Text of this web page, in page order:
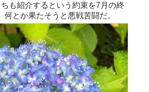
も紹介するという約束を7月の終
何とか果たそうと悪戦苦闘だ。